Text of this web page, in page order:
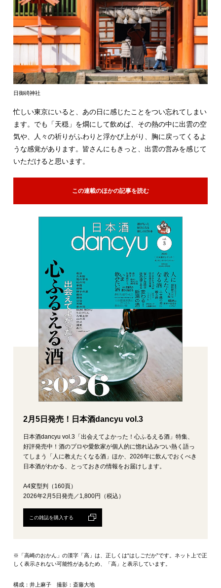
日御碕神社
忙しい東京にいると、あの日に感じたことをつい忘れてしまい
ます。でも「天穏」を燗にして飲めば、その熱の中に出雲の空
気や、人々の祈りがふわりと浮かび上がり、胸に戻ってくるよ
うな感覚があります。皆さんにもきっと、出雲の営みを感じて
いただけると思います。
この連載のほかの記事を読む
2月5日発売！日本酒dancyu vol.3
日本酒dancyu vol.3「出会えてよかった！心ふるえる酒」特集、
好評発売中！酒のプロや愛飲家が個人的に惚れ込みつい熱く語っ
てしまう「人に教えたくなる酒」ほか、2026年に飲んでおくべき
日本酒がわかる、とっておきの情報をお届けします。
A4変型判（160頁）
2026年2月5日発売／1,800円（税込）
この雑誌を購入する
※「高崎のおかん」の漢字「高」は、正しくは“はしごだか”です。ネット上で正
しく表示されない可能性があるため、「高」と表示しています。
構成：井上麻子 撮影：斎藤大地